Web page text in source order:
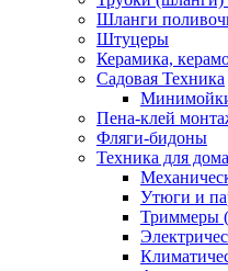
Шланги
Штуцеры
Керамика,
Садовая Техника
Пена-клей
Фляги-бидоны
Техника для дома
Утюги и
Триммеры